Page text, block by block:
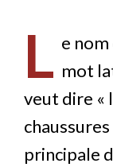
L e
mot
veut dire «
principale